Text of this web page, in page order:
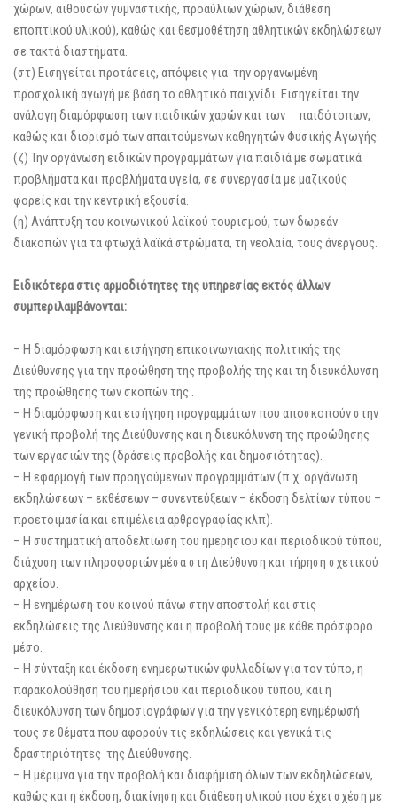
χώρων, αιθουσών γυμναστικής, προαύλιων χώρων, διάθεση
εποπτικού υλικού), καθώς και θεσμοθέτηση αθλητικών εκδηλώσεων
σε τακτά διαστήματα.
(στ) Εισηγείται προτάσεις, απόψεις για την οργανωμένη
προσχολική αγωγή με βάση το αθλητικό παιχνίδι. Εισηγείται την
ανάλογη διαμόρφωση των παιδικών χαρών και των παιδότοπων,
καθώς και διορισμό των απαιτούμενων καθηγητών Φυσικής Αγωγής.
(ζ) Την οργάνωση ειδικών προγραμμάτων για παιδιά με σωματικά
προβλήματα και προβλήματα υγεία, σε συνεργασία με μαζικούς
φορείς και την κεντρική εξουσία.
(η) Ανάπτυξη του κοινωνικού λαϊκού τουρισμού, των δωρεάν
διακοπών για τα φτωχά λαϊκά στρώματα, τη νεολαία, τους άνεργους.
Ειδικότερα στις αρμοδιότητες της υπηρεσίας εκτός άλλων
συμπεριλαμβάνονται:
– Η διαμόρφωση και εισήγηση επικοινωνιακής πολιτικής της
Διεύθυνσης για την προώθηση της προβολής της και τη διευκόλυνση
της προώθησης των σκοπών της .
– Η διαμόρφωση και εισήγηση προγραμμάτων που αποσκοπούν στην
γενική προβολή της Διεύθυνσης και η διευκόλυνση της προώθησης
των εργασιών της (δράσεις προβολής και δημοσιότητας).
– Η εφαρμογή των προηγούμενων προγραμμάτων (π.χ. οργάνωση
εκδηλώσεων – εκθέσεων – συνεντεύξεων – έκδοση δελτίων τύπου –
προετοιμασία και επιμέλεια αρθρογραφίας κλπ).
– Η συστηματική αποδελτίωση του ημερήσιου και περιοδικού τύπου,
διάχυση των πληροφοριών μέσα στη Διεύθυνση και τήρηση σχετικού
αρχείου.
– Η ενημέρωση του κοινού πάνω στην αποστολή και στις
εκδηλώσεις της Διεύθυνσης και η προβολή τους με κάθε πρόσφορο
μέσο.
– Η σύνταξη και έκδοση ενημερωτικών φυλλαδίων για τον τύπο, η
παρακολούθηση του ημερήσιου και περιοδικού τύπου, και η
διευκόλυνση των δημοσιογράφων για την γενικότερη ενημέρωσή
τους σε θέματα που αφορούν τις εκδηλώσεις και γενικά τις
δραστηριότητες της Διεύθυνσης.
– Η μέριμνα για την προβολή και διαφήμιση όλων των εκδηλώσεων,
καθώς και η έκδοση, διακίνηση και διάθεση υλικού που έχει σχέση με